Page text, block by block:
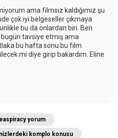
ama filmsiz kaldığımız şu
çok iyi belgeseller çıkmaya
bu da onlardan biri. Ben
tavsiye etmiş ama
bu hafta sonu bu film
mi diye girip bakardım. Eline
yorum
komplo konusu